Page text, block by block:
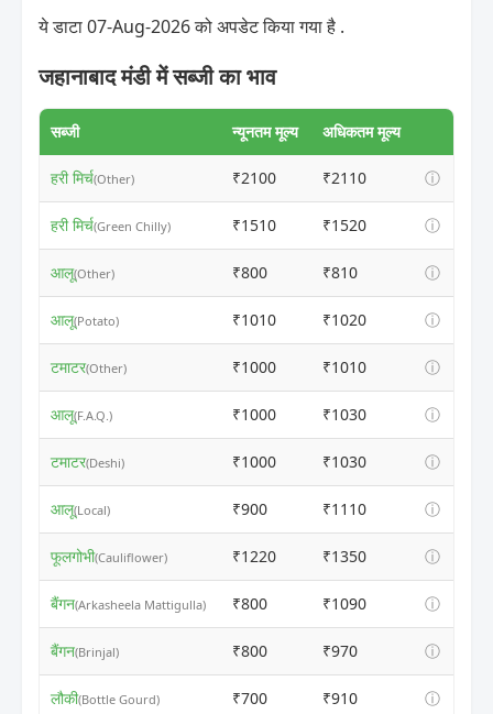
ये डाटा 07-Aug-2026 को अपडेट किया गया है .
जहानाबाद मंडी में सब्जी का भाव
सब्जी न्यूनतम मूल्य अधिकतम मूल्य
हरी मिर्च(Other) ₹2100 ₹2110 ⓘ
हरी मिर्च(Green Chilly) ₹1510 ₹1520 ⓘ
आलू(Other) ₹800 ₹810 ⓘ
आलू(Potato) ₹1010 ₹1020 ⓘ
टमाटर(Other) ₹1000 ₹1010 ⓘ
आलू(F.A.Q.) ₹1000 ₹1030 ⓘ
टमाटर(Deshi) ₹1000 ₹1030 ⓘ
आलू(Local) ₹900 ₹1110 ⓘ
फूलगोभी(Cauliflower) ₹1220 ₹1350 ⓘ
बैंगन(Arkasheela Mattigulla) ₹800 ₹1090 ⓘ
बैंगन(Brinjal) ₹800 ₹970 ⓘ
लौकी(Bottle Gourd) ₹700 ₹910 ⓘ